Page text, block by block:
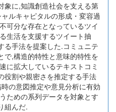
象に,知識創造社会を支える第
ルキャピタルの形成・変容過
可分な存在となっているツイ
生活を支援するツイート抽
る手法を提案した.コミュニテ
で,構造的特性と意味的特性を
に拡大しているテキストコミ
役割や親密さを推定する手法
の意図推定や意見分析に有効
ための系列データを対象とす
組んだ.